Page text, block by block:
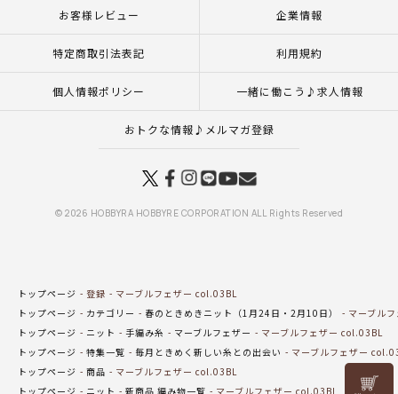
リリヤン
お客様レビュー 企業情報
特定商取引法表記 利用規約
個人情報ポリシー 一緒に働こう♪求人情報
おトクな情報♪メルマガ登録
© 2026 HOBBYRA HOBBYRE CORPORATION ALL Rights Reserved
トップページ 登録
マーブルフェザー col.03BL
トップページ
カテゴリー 春のときめきニット（1月24日・2月10日）
マーブル
トップページ
ニット 手編み糸 マーブルフェザー
マーブルフェザー col.03BL
トップページ
特集一覧 毎月ときめく新しい糸との出会い
マーブルフェザー
トップページ
商品
マーブルフェザー col.03BL
トップページ
ニット 新商品 編み物一覧 マーブルフェザー col.03BL